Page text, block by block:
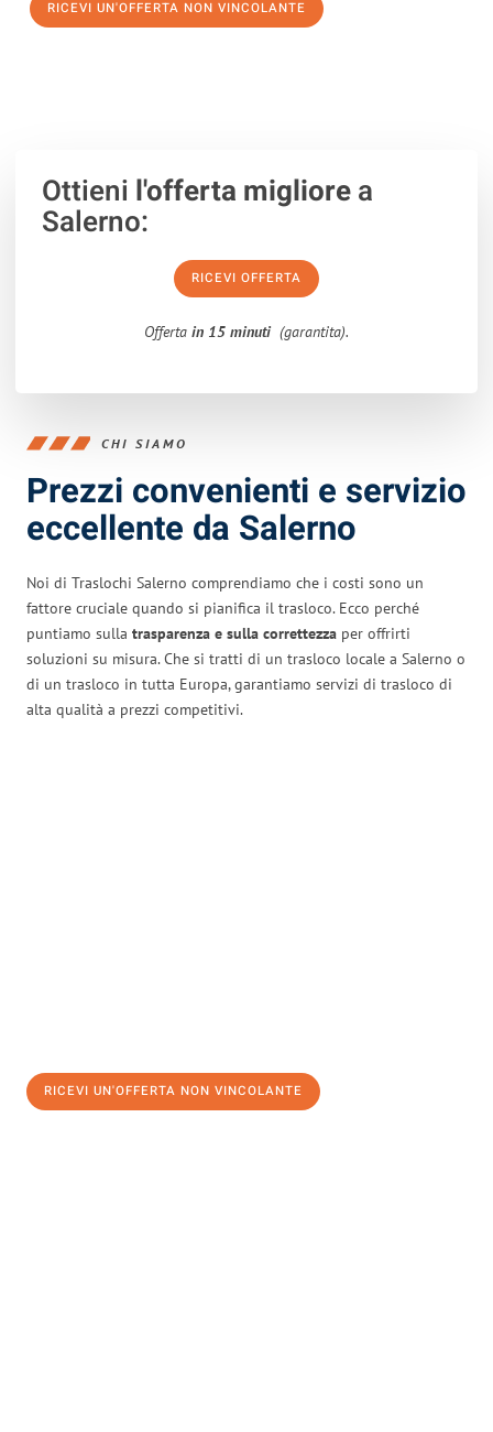
RICEVI UN'OFFERTA NON VINCOLANTE
Ottieni l'offerta migliorea
Salerno:
RICEVI OFFERTA
Offerta in 15 minuti (garantita).
CHI SIAMO
Prezzi convenienti e servizio
eccellente da Salerno
Noi di Traslochi Salerno comprendiamo che i costi sono un
fattore cruciale quando si pianifica il trasloco. Ecco perché
puntiamo sulla trasparenza e sulla correttezza per offrirti
soluzioni su misura. Che si tratti di un trasloco locale a Salerno o
di un trasloco in tutta Europa, garantiamo servizi di trasloco di
alta qualità a prezzi competitivi.
RICEVI UN'OFFERTA NON VINCOLANTE